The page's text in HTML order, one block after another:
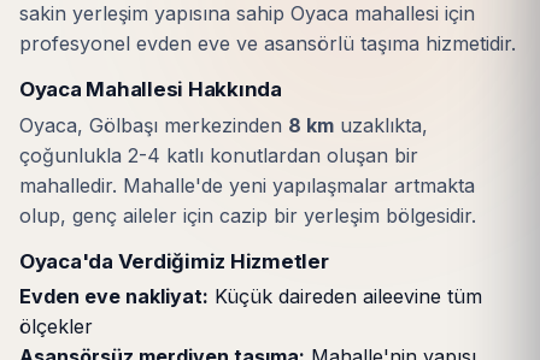
sakin yerleşim yapısına sahip Oyaca mahallesi için
profesyonel evden eve ve asansörlü taşıma hizmetidir.
Oyaca Mahallesi Hakkında
Oyaca, Gölbaşı merkezinden 8 km uzaklıkta,
çoğunlukla 2-4 katlı konutlardan oluşan bir
mahalledir. Mahalle'de yeni yapılaşmalar artmakta
olup, genç aileler için cazip bir yerleşim bölgesidir.
Oyaca'da Verdiğimiz Hizmetler
Evden eve nakliyat: Küçük daireden aileevine tüm
ölçekler